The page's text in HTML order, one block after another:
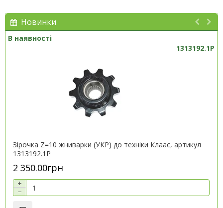
Новинки
В наявності
1313192.1P
Зірочка Z=10 жниварки (УКР) до техніки Клаас, артикул
1313192.1P
2 350.00грн
+
−